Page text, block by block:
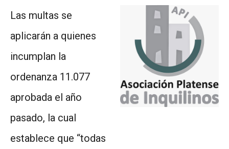
Las multas se
aplicarán a quienes
incumplan la
ordenanza 11.077
aprobada el año
pasado, la cual
establece que “todas